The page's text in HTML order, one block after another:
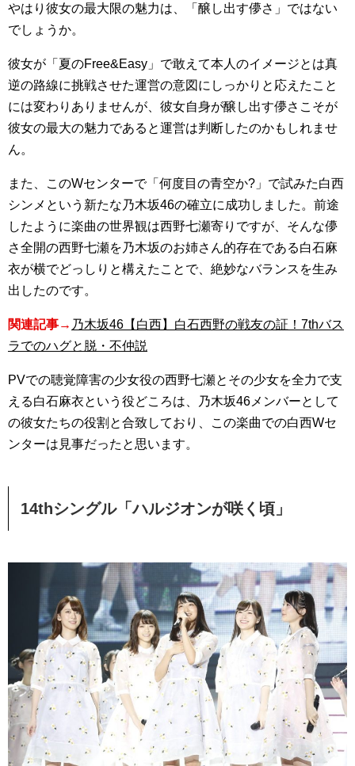
やはり彼女の最大限の魅力は、「醸し出す儚さ」ではない
でしょうか。
彼女が「夏のFree&Easy」で敢えて本人のイメージとは真
逆の路線に挑戦させた運営の意図にしっかりと応えたこと
には変わりありませんが、彼女自身が醸し出す儚さこそが
彼女の最大の魅力であると運営は判断したのかもしれませ
ん。
また、このWセンターで「何度目の青空か?」で試みた白西
シンメという新たな乃木坂46の確立に成功しました。前途
したように楽曲の世界観は西野七瀬寄りですが、そんな儚
さ全開の西野七瀬を乃木坂のお姉さん的存在である白石麻
衣が横でどっしりと構えたことで、絶妙なバランスを生み
出したのです。
関連記事→ 乃木坂46【白西】白石西野の戦友の証！7thバス
ラでのハグと脱・不仲説
PVでの聴覚障害の少女役の西野七瀬とその少女を全力で支
える白石麻衣という役どころは、乃木坂46メンバーとして
の彼女たちの役割と合致しており、この楽曲での白西Wセ
ンターは見事だったと思います。
14thシングル「ハルジオンが咲く頃」